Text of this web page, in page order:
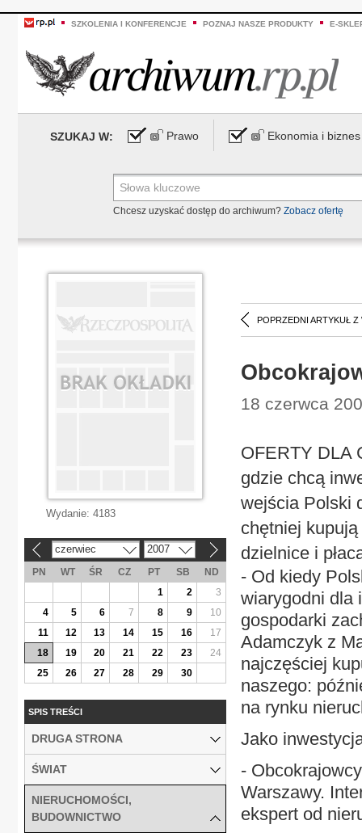
SZKOLENIA I KONFERENCJE POZNAJ NASZE PRODUKTY E-
SZUKAJ W: Prawo Ekonomia i biznes
Chcesz uzyskać dostęp do archiwum? Zobacz ofertę
POPRZEDNI ARTYKUŁ Z
18 czerwca
OFERTY DLA
gdzie chcą
wejścia Polski
chętniej
dzielnice i
- Od kiedy
wiarygodni dla
gospodarki
Adamczyk z
najczęściej
naszego:
na rynku
Jako
-
Warszawy.
ekspert od
Wydanie: 4183
czerwiec 2007
PN WT ŚR CZ PT SB
ND
1
2
3
4
5 6 7 8 9
10
11
12 13 14 15 16
17
18
19 20 21 22 23
24
25
26 27 28 29 30
SPIS TREŚCI
DRUGA STRONA
ŚWIAT
NIERUCHOMOŚCI,
BUDOWNICTWO